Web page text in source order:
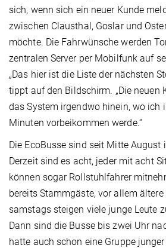
sich, wenn sich ein neuer Kunde
zwischen Clausthal, Goslar und
möchte. Die Fahrwünsche werden
zentralen Server per Mobilfunk auf
„Das hier ist die Liste der nächsten
tippt auf den Bildschirm. „Die neuen
das System irgendwo hinein, wo ich
Minuten vorbeikommen werde.“
Die EcoBusse sind seit Mitte August
Derzeit sind es acht, jeder mit acht
können sogar Rollstuhlfahrer
bereits Stammgäste, vor allem
samstags steigen viele junge Leute
Dann sind die Busse bis zwei Uhr
hatte auch schon eine Gruppe